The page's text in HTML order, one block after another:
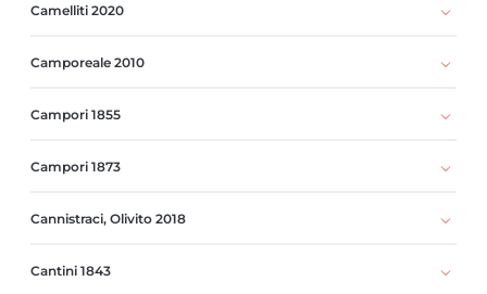
Camelliti 2020
Camporeale 2010
Campori 1855
Campori 1873
Cannistraci, Olivito 2018
Cantini 1843